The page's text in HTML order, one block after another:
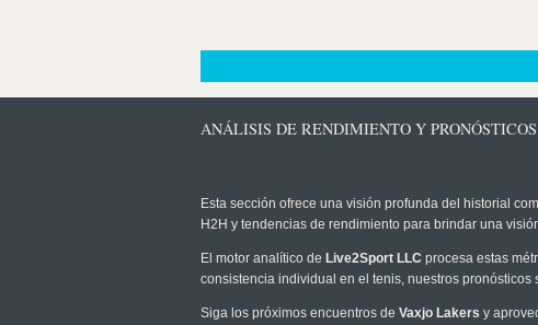
ANÁLISIS DE RENDIMIENTO Y
Esta sección ofrece una visión profunda del historial
H2H y tendencias de rendimiento para brindar una
El motor analítico de Live2Sport LLC procesa estas
consistencia individual en el tenis, nuestros
Siga los próximos encuentros de Vaxjo Lakers y